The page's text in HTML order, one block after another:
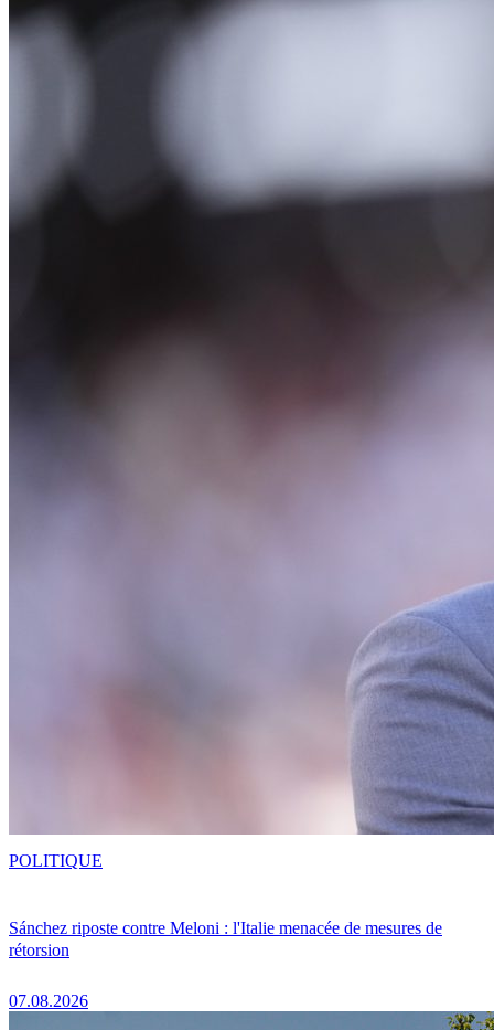
Sánchez riposte contre Meloni : l'Italie menacée de mesures de
rétorsion
07.08.2026
POLITIQUE